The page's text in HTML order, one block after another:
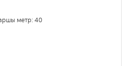
метр: 40